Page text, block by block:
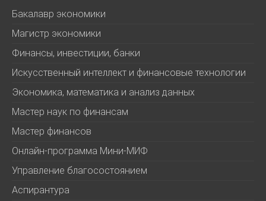
Бакалавр экономики
Магистр экономики
Финансы, инвестиции, банки
Искусственный интеллект и финансовые технологии
Экономика, математика и анализ данных
Мастер наук по финансам
Мастер финансов
Онлайн-программа Мини-МИФ
Управление благосостоянием
Аспирантура